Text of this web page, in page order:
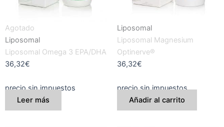
Agotado
Liposomal
Liposomal Omega 3 EPA/DHA
36,32€
precio sin impuestos
Leer más
Liposomal
Liposomal Magnesium
Optinerve®
36,32€
precio sin impuestos
Añadir al carrito